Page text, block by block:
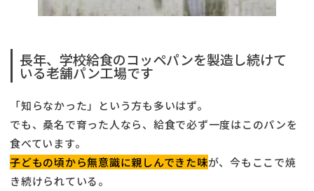
長年、学校給食のコッペパンを製造し続けて
いる老舗パン工場です
「知らなかった」という方も多いはず。
でも、桑名で育った人なら、給食で必ず一度はこのパンを
食べています。
子どもの頃から無意識に親しんできた味が、今もここで焼
き続けられている。